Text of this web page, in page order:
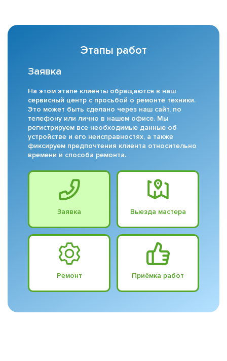
Этапы работ
Заявка
На этом этапе клиенты обращаются в наш
сервисный центр с просьбой о ремонте техники.
Это может быть сделано через наш сайт, по
телефону или лично в нашем офисе. Мы
регистрируем все необходимые данные об
устройстве и его неисправностях, а также
фиксируем предпочтения клиента относительно
времени и способа ремонта.
Заявка Выезда мастера
Ремонт Приёмка работ